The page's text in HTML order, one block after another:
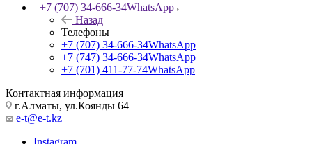
+7 (707) 34-666-34WhatsApp
Назад
Телефоны
+7 (707) 34-666-34WhatsApp
+7 (747) 34-666-34WhatsApp
+7 (701) 411-77-74WhatsApp
Контактная информация
г.Алматы, ул.Коянды 64
e-t@e-t.kz
Instagram